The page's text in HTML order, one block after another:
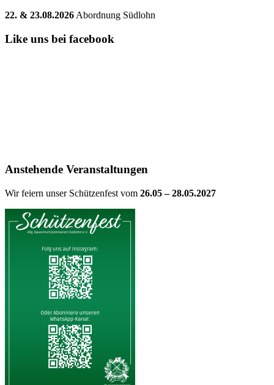
22. & 23.08.2026 Abordnung Südlohn
Like uns bei facebook
Anstehende Veranstaltungen
Wir feiern unser Schützenfest vom 26.05 – 28.05.2027